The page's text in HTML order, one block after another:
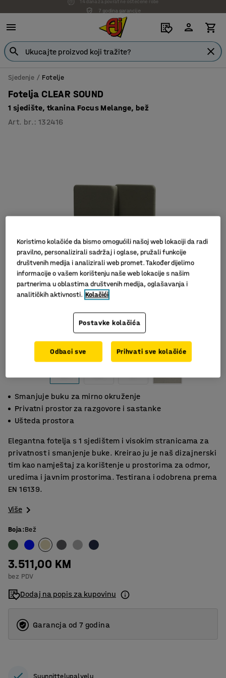
Sjedenje Fotelje
Fotelja CLEAR SOUND
1 sjedište, tkanina Focus Melange, bež
Art. br. :132416
Smanjuje buku za mirno okruženje
Privatni prostor za razgovore i sastanke
Ušteda prostora
Elegantna fotelja s 1 sjedištem i visokim stranicama za
privatnost i smanjenje buke. Kreirao ju je naš dizajnerski
tim kao namještaj za korištenje u prostorima za odmor,
uredima i javnim prostorima. Testirana i odobrena prema
EN 16139.
Više
Boja:Bež
3.511,00 KM
bez PDV
Dodaj na popis za kupovinu
Garancja od 7 godina
Suunnittelupalvelu
Koristimo kolačiće da bismo omogućili našoj web lokaciji da radi
pravilno, personalizirali sadržaj i oglase, pružali funkcije
društvenih medija i analizirali web promet. Također dijelimo
informacije o vašem korištenju naše web lokacije s našim
partnerima u oblastima društvenih medija, oglašavanja i
analitičkih aktivnosti. Kolačići
Postavke kolačića
Odbaci sve Prihvati sve kolačiće